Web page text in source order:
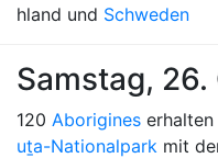
hland und Schweden
Samstag,
120 Aborigines erhalten
uṯa-Nationalpark mit